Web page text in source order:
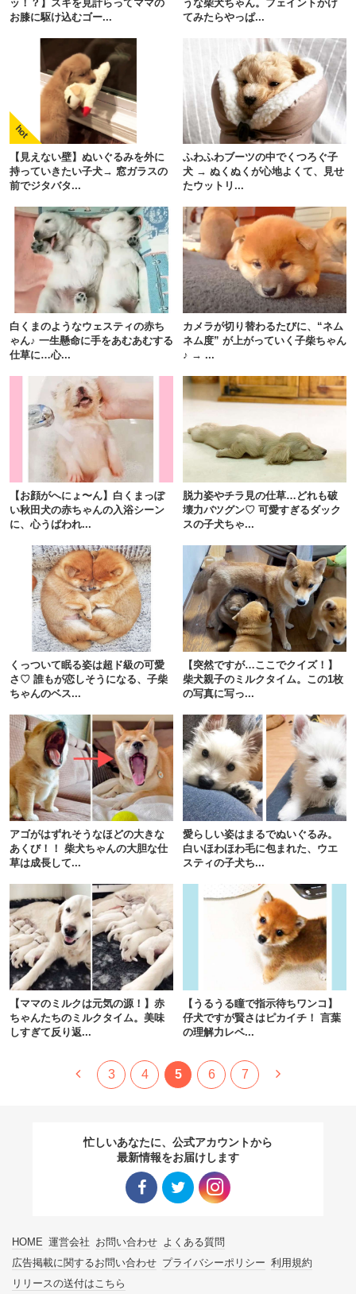
ッ！？】スキを見計らってママの
お膝に駆け込むゴー...
うな柴犬ちゃん。フェイントかけ
てみたらやっぱ...
【見えない壁】ぬいぐるみを外に
持っていきたい子犬→ 窓ガラスの
前でジタバタ...
ふわふわブーツの中でくつろぐ子
犬 → ぬくぬくが心地よくて、見せ
たウットリ...
白くまのようなウェスティの赤ち
ゃん♪ 一生懸命に手をあむあむする
仕草に…心...
カメラが切り替わるたびに、“ネム
ネム度” が上がっていく子柴ちゃん
♪ → ...
【お顔がへにょ〜ん】白くまっぽ
い秋田犬の赤ちゃんの入浴シーン
に、心うばわれ...
脱力姿やチラ見の仕草…どれも破
壊力バツグン♡ 可愛すぎるダック
スの子犬ちゃ...
くっついて眠る姿は超ド級の可愛
さ♡ 誰もが恋しそうになる、子柴
ちゃんのベス...
【突然ですが…ここでクイズ！】
柴犬親子のミルクタイム。この1枚
の写真に写っ...
アゴがはずれそうなほどの大きな
あくび！！ 柴犬ちゃんの大胆な仕
草は成長して...
愛らしい姿はまるでぬいぐるみ。
白いほわほわ毛に包まれた、ウエ
スティの子犬ち...
【ママのミルクは元気の源！】赤
ちゃんたちのミルクタイム。美味
しすぎて反り返...
【うるうる瞳で指示待ちワンコ】
仔犬ですが賢さはピカイチ！ 言葉
の理解力レベ...
3 4 5 6 7
忙しいあなたに、公式アカウントから
最新情報をお届けします
HOME 運営会社 お問い合わせ よくある質問
広告掲載に関するお問い合わせ プライバシーポリシー 利用規約
リリースの送付はこちら
閉じる
pecodogs
いぬ部をフォロー
pecocats
ねこ部をフォロー
PECOアプリをダウンロード済みの方
アプリで開く